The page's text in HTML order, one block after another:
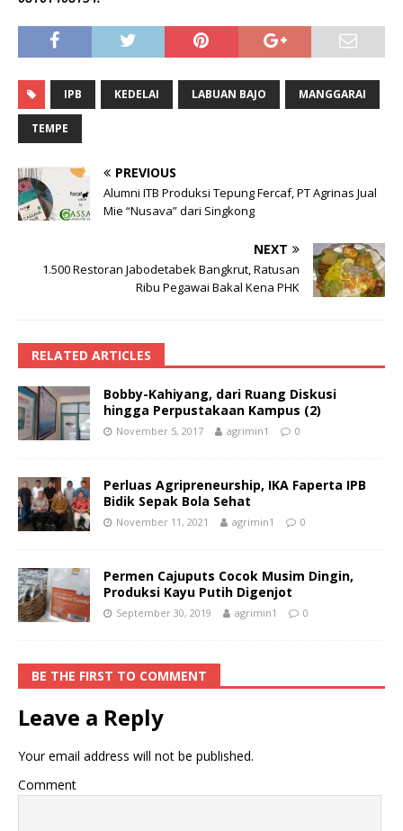
IPB KEDELAI LABUAN BAJO MANGGARAI
TEMPE
PREVIOUS
Alumni ITB Produksi Tepung Fercaf, PT Agrinas Jual
Mie “Nusava” dari Singkong
NEXT
1.500 Restoran Jabodetabek Bangkrut, Ratusan
Ribu Pegawai Bakal Kena PHK
RELATED ARTICLES
Bobby-Kahiyang, dari Ruang Diskusi
hingga Perpustakaan Kampus (2)
November 5, 2017 agrimin1 0
Perluas Agripreneurship, IKA Faperta IPB
Bidik Sepak Bola Sehat
November 11, 2021 agrimin1 0
Permen Cajuputs Cocok Musim Dingin,
Produksi Kayu Putih Digenjot
September 30, 2019 agrimin1 0
BE THE FIRST TO COMMENT
Leave a Reply
Your email address will not be published.
Comment